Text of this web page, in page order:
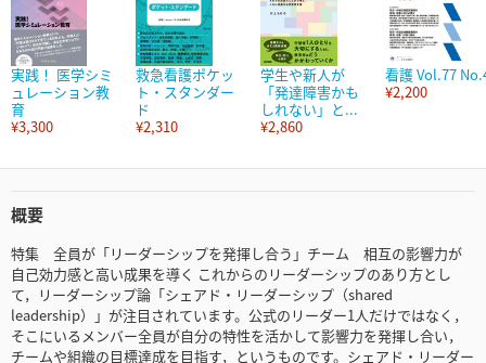
実践！ 医学シミ
ュレーション教
育
¥3,300
救急看護ポケッ
ト・スタンダー
ド
¥2,310
学生や新人が
「発達障害かも
しれない」と...
¥2,860
看護 Vol.77
¥2,200
概要
特集 全員が「リーダーシップを発揮し合う」チーム 相互の影響力が
自己効力感と高い成果を導く これからのリーダーシップのあり方とし
て，リーダーシップ論「シェアド・リーダーシップ（shared
leadership）」が注目されています。公式のリーダー1人だけではなく，
そこにいるメンバー全員が自分の特性を活かして影響力を発揮し合い，
チームや組織の目標達成を目指す，というものです。シェアド・リーダー